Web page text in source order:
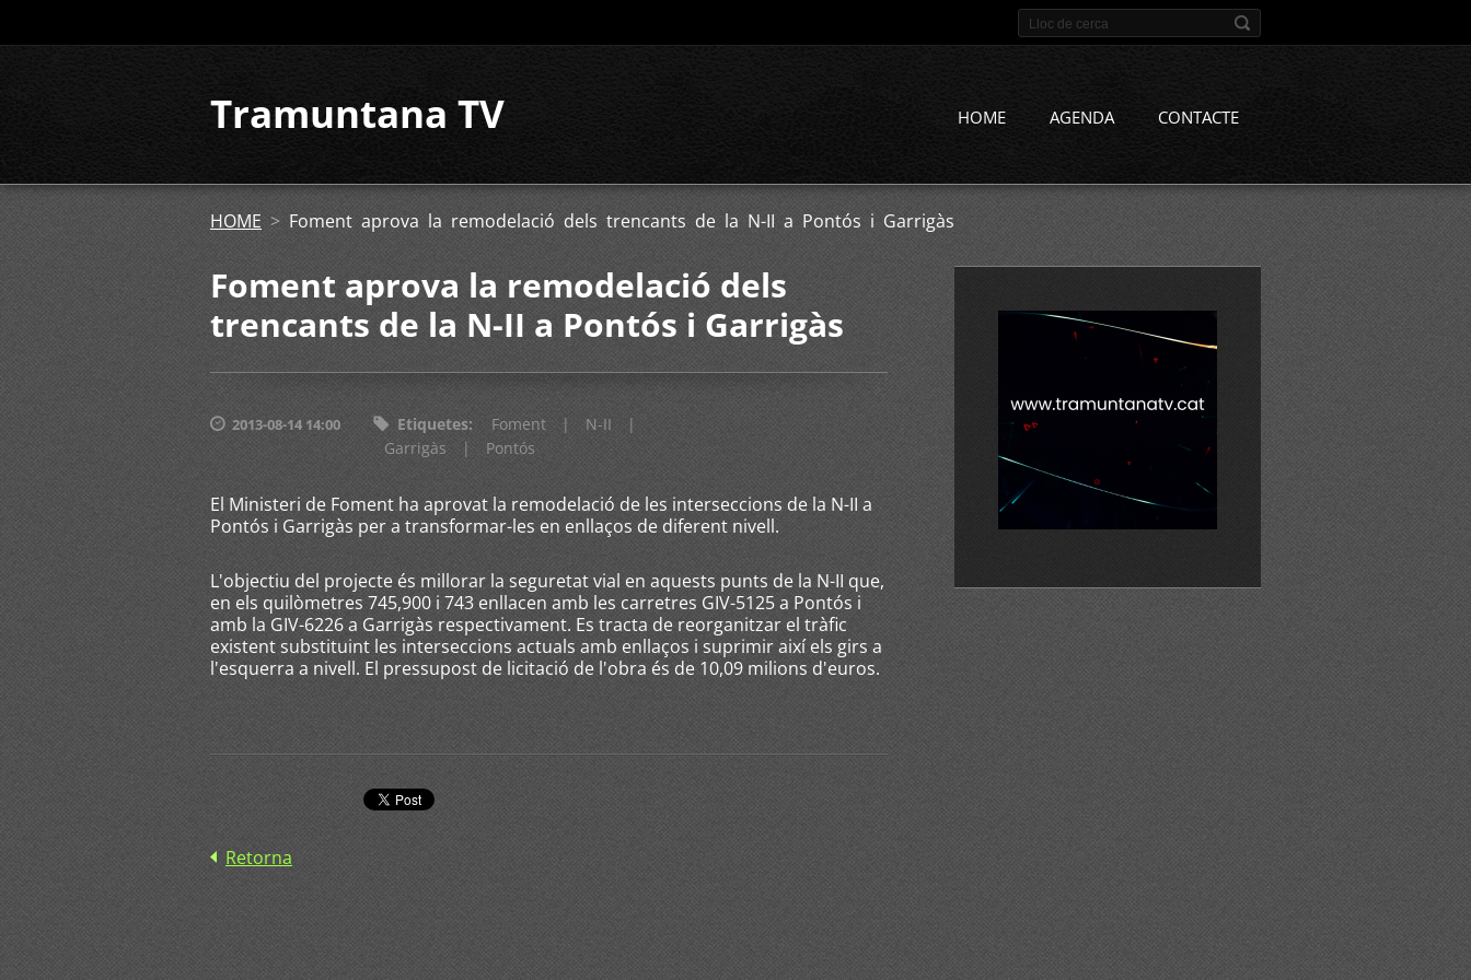
Tramuntana TV HOME AGENDA CONTACTE
HOME > Foment aprova la remodelació dels trencants de la N-II a Pontós i Garrigàs
Foment aprova la remodelació dels
trencants de la N-II a Pontós i Garrigàs
2013-08-14 14:00 Etiquetes: Foment | N-II
|
Garrigàs
| Pontós
El Ministeri de Foment ha aprovat la remodelació de les interseccions de la N-II a
Pontós i Garrigàs per a transformar-les en enllaços de diferent nivell.
L'objectiu del projecte és millorar la seguretat vial en aquests punts de la N-II que,
en els quilòmetres 745,900 i 743 enllacen amb les carretres GIV-5125 a Pontós i
amb la GIV-6226 a Garrigàs respectivament. Es tracta de reorganitzar el tràfic
existent substituint les interseccions actuals amb enllaços i suprimir així els girs a
l'esquerra a nivell. El pressupost de licitació de l'obra és de 10,09 milions d'euros.
Retorna